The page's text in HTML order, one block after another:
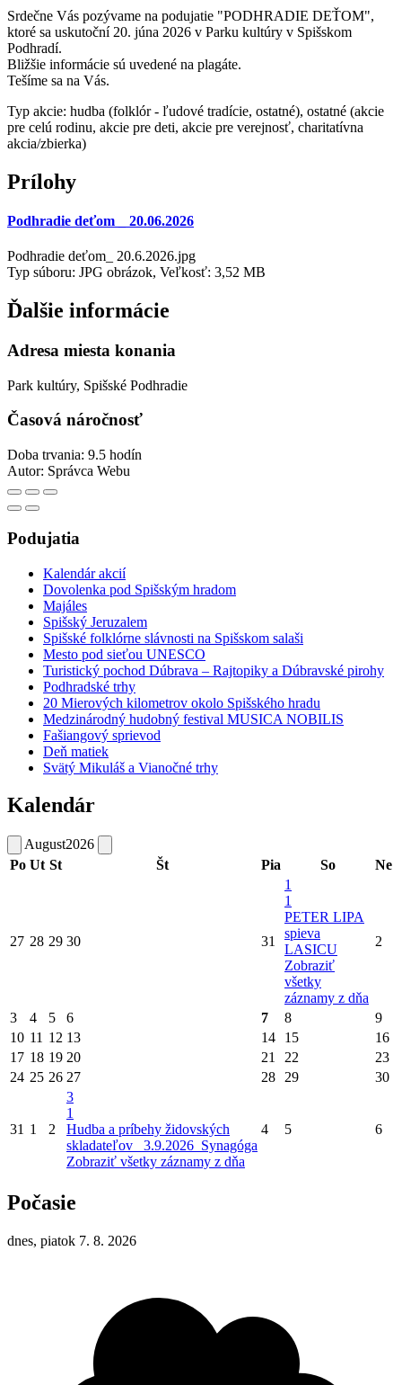
Srdečne Vás pozývame na podujatie "PODHRADIE DEŤOM",
ktoré sa uskutoční 20. júna 2026 v Parku kultúry v Spišskom
Podhradí.
Bližšie informácie sú uvedené na plagáte.
Tešíme sa na Vás.
Typ akcie: hudba (folklór - ľudové tradície, ostatné), ostatné (akcie
pre celú rodinu, akcie pre deti, akcie pre verejnosť, charitatívna
akcia/zbierka)
Prílohy
Podhradie deťom _ 20.06.2026
Podhradie deťom_ 20.6.2026.jpg
Typ súboru: JPG obrázok, Veľkosť: 3,52 MB
Ďalšie informácie
Adresa miesta konania
Park kultúry, Spišské Podhradie
Časová náročnosť
Doba trvania: 9.5 hodín
Autor: Správca Webu
Podujatia
Kalendár akcií
Dovolenka pod Spišským hradom
Majáles
Spišský Jeruzalem
Spišské folklórne slávnosti na Spišskom salaši
Mesto pod sieťou UNESCO
Turistický pochod Dúbrava – Rajtopiky a Dúbravské pirohy
Podhradské trhy
20 Mierových kilometrov okolo Spišského hradu
Medzinárodný hudobný festival MUSICA NOBILIS
Fašiangový sprievod
Deň matiek
Svätý Mikuláš a Vianočné trhy
Kalendár
August2026
Po Ut St Št Pia So Ne
27 28 29 30 31
1
1
PETER LIPA
spieva
LASICU
Zobraziť
všetky
záznamy z dňa
2
3 4 5 6 7 8
9
10 11 12 13 14 15
16
17 18 19 20 21 22
23
24 25 26 27 28 29 30
31 1 2
3
1
Hudba a príbehy židovských
skladateľov_ 3.9.2026_Synagóga
Zobraziť všetky záznamy z dňa
4 5 6
Počasie
dnes, piatok 7. 8. 2026